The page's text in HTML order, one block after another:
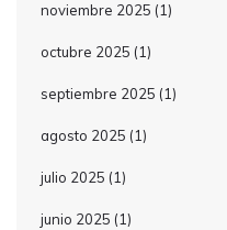
noviembre 2025 (1)
octubre 2025 (1)
septiembre 2025 (1)
agosto 2025 (1)
julio 2025 (1)
junio 2025 (1)